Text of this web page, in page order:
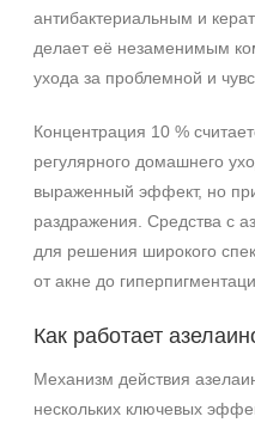
антибактериальным и
делает её незаменимым
ухода за проблемной и
Концентрация 10 %
регулярного домашнего
выраженный эффект, но
раздражения. Средства с
для решения широкого
от акне до
Как работает
Механизм действия
нескольких ключевых